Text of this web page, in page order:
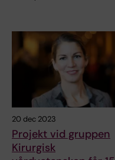
20 dec 2023
Projekt vid gruppen
Kirurgisk